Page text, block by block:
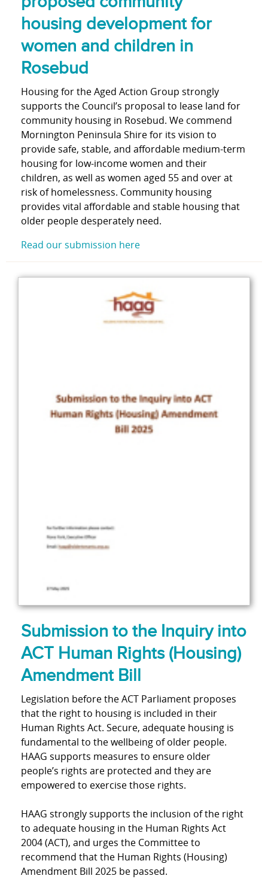
housing development for
women and children in
Rosebud
Housing for the Aged Action Group strongly
supports the Council’s proposal to lease land for
community housing in Rosebud. We commend
Mornington Peninsula Shire for its vision to
provide safe, stable, and affordable medium-term
housing for low-income women and their
children, as well as women aged 55 and over at
risk of homelessness. Community housing
provides vital affordable and stable housing that
older people desperately need.
Read our submission here
Submission to the Inquiry into
ACT Human Rights (Housing)
Amendment Bill
Legislation before the ACT Parliament proposes
that the right to housing is included in their
Human Rights Act. Secure, adequate housing is
fundamental to the wellbeing of older people.
HAAG supports measures to ensure older
people’s rights are protected and they are
empowered to exercise those rights.
HAAG strongly supports the inclusion of the right
to adequate housing in the Human Rights Act
2004 (ACT), and urges the Committee to
recommend that the Human Rights (Housing)
Amendment Bill 2025 be passed.